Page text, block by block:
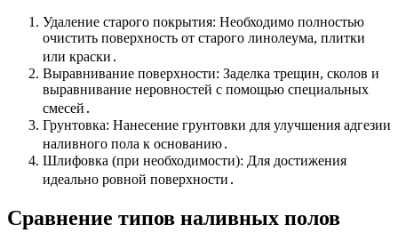
Удаление старого покрытия: Необходимо полностью
очистить поверхность от старого линолеума, плитки
или краски․
Выравнивание поверхности: Заделка трещин, сколов и
выравнивание неровностей с помощью специальных
смесей․
Грунтовка: Нанесение грунтовки для улучшения адгезии
наливного пола к основанию․
Шлифовка (при необходимости): Для достижения
идеально ровной поверхности․
Сравнение типов наливных полов